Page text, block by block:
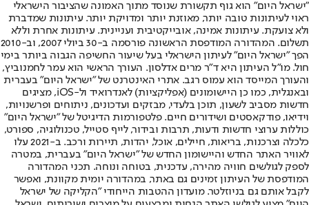
"ישראל היום" הוא גוף תקשורת שנוסד מתוך האמונה שהציבור הישראלי
ראוי לעיתונות טובה יותר, מאוזנת יותר ומדויקת יותר. עיתונות שמדברת
ולא צועקת. עיתונות אמינה, אובייקטיבית ועניינית. עיתונות אחרת וללא
תשלום. המהדורה המודפסת הראשונה פורסמה ב-30 ביולי 2007, וב-2010
הפך "ישראל היום" לעיתון הישראלי בעל שיעור החשיפה הגבוה ביותר בימי
חול. מו"ל העיתון היא ד"ר מרים אדלסון. העורך הראשי הוא עמר לחמנוביץ,
והעורך המייסד הוא עמוס רגב. אתרי האינטרנט של "ישראל היום" בעברית
ובאנגלית, כמו כן היישומונים (אפליקציות) לאנדרואיד ול-iOS, מציגים
חדשות מסביב לשעון, תוכן בלעדי, מבזקים ועדכונים, ניתוחים ופרשנויות,
וידיאו, פודקאסטים ושידורים חיים. פלטפורמות הדיגיטל של "ישראל היום"
כוללות ערוצי חדשות ודעות, תרבות ובידור, לייף סטייל, טכנולוגיה, ספורט,
כלכלה וצרכנות, בריאות, חיילים, אוכל, יהדות, תיירות ורכב. ב-2021 עלו
לאוויר האתר החדש והיישומון החדש של "ישראל היום" בעברית, במטרה
לספק לגולשים חוויה מהירה, עדכנית, בטוחה ונוחה. תכני המהדורה
המודפסת של העיתון זמינים גם באתר, במהדורה יומית מקוונת, ואפשר
לקבל אותם גם בניוזלטר. מועדון ההטבות הייחודי "הקליקה של ישראל